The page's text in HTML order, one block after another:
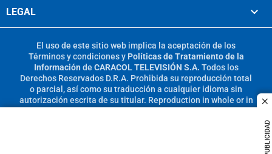
PUBLICIDAD
LEGAL
El uso de este sitio web implica la aceptación de los
Términos y condicionesy Políticas de Tratamiento de la
Información de CARACOL TELEVISIÓN S.A. Todos los
Derechos Reservados D.R.A. Prohibida su reproducción total
o parcial, así como su traducción a cualquier idioma sin
autorización escrita de su titular. Reproduction in whole or in